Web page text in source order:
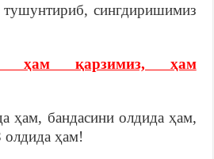
сингдиришимиз
ҳам қарзимиз, ҳам
бандасини олдида ҳам,
ҳам!